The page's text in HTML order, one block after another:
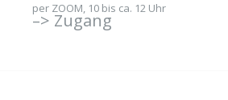
per ZOOM, 10 bis ca. 12 Uhr
–> Zugang